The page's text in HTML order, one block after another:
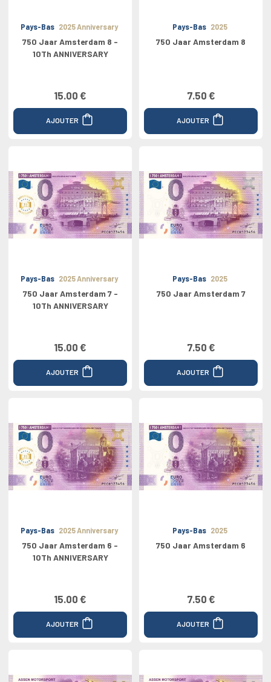
Pays-Bas 2025 Anniversary
750 Jaar Amsterdam 8 -
10Th ANNIVERSARY
15.00 €
AJOUTER
Pays-Bas 2025
750 Jaar Amsterdam 8
7.50 €
AJOUTER
Pays-Bas 2025 Anniversary
750 Jaar Amsterdam 7 -
10Th ANNIVERSARY
15.00 €
AJOUTER
Pays-Bas 2025
750 Jaar Amsterdam 7
7.50 €
AJOUTER
Pays-Bas 2025 Anniversary
750 Jaar Amsterdam 6 -
10Th ANNIVERSARY
15.00 €
AJOUTER
Pays-Bas 2025
750 Jaar Amsterdam 6
7.50 €
AJOUTER